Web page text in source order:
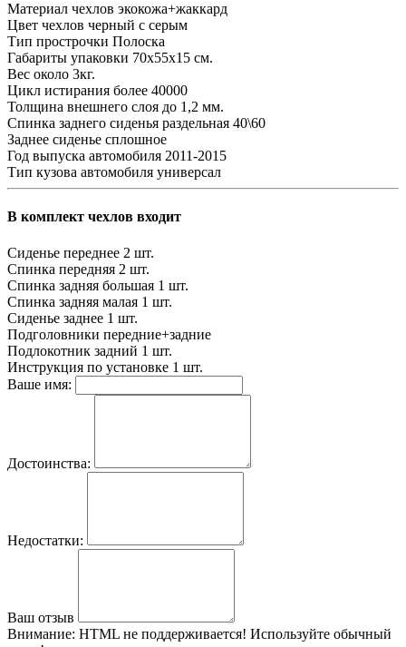
Материал чехлов экокожа+жаккард
Цвет чехлов черный с серым
Тип прострочки Полоска
Габариты упаковки 70х55х15 см.
Вес около 3кг.
Цикл истирания более 40000
Толщина внешнего слоя до 1,2 мм.
Спинка заднего сиденья раздельная 40\60
Заднее сиденье сплошное
Год выпуска автомобиля 2011-2015
Тип кузова автомобиля универсал
В комплект чехлов входит
Сиденье переднее 2 шт.
Спинка передняя 2 шт.
Спинка задняя большая 1 шт.
Спинка задняя малая 1 шт.
Сиденье заднее 1 шт.
Подголовники передние+задние
Подлокотник задний 1 шт.
Инструкция по установке 1 шт.
Ваше имя:
Достоинства:
Недостатки:
Ваш отзыв
Внимание: HTML не поддерживается! Используйте обычный